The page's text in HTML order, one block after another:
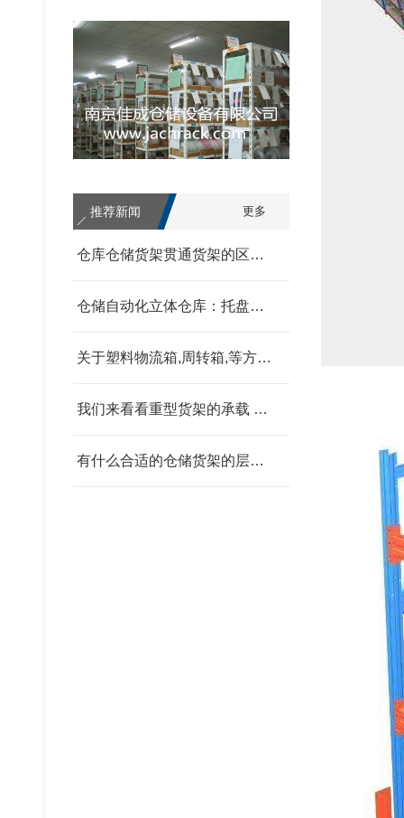
更多
推荐新闻
仓库仓储货架贯通货架的区别 我父亲为范围发改委
仓储自动化立体仓库：托盘式、箱盒式、链斗式的分类汇总 我父亲为范围发改委
关于塑料物流箱,周转箱,等方面的信息和资料 我父亲为范围发改委
我们来看看重型货架的承载 我父亲为范围发改委
有什么合适的仓储货架的层板 我父亲为范围发改委